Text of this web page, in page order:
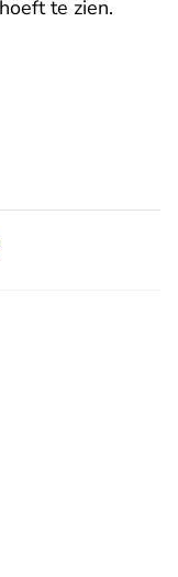
te zien.
via X -
nieuwsbericht via
dit nieuwsbericht
dit